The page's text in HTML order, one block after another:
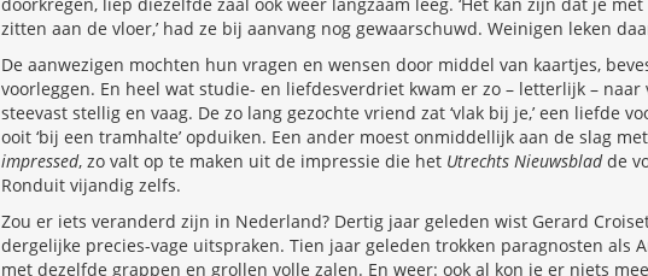
zitten aan de vloer,’ had ze bij aanvang nog gewaarschuwd. Weinigen leken
De aanwezigen mochten hun vragen en wensen door middel van kaartjes,
voorleggen. En heel wat studie- en liefdesverdriet kwam er zo – letterlijk –
steevast stellig en vaag. De zo lang gezochte vriend zat ‘vlak bij je,’ een liefde
ooit ‘bij een tramhalte’ opduiken. Een ander moest onmiddellijk aan de slag met
impressed, zo valt op te maken uit de impressie die het Utrechts Nieuwsbladde
Ronduit vijandig zelfs.
Zou er iets veranderd zijn in Nederland? Dertig jaar geleden wist Gerard
dergelijke precies-vage uitspraken. Tien jaar geleden trokken paragnosten als
met dezelfde grappen en grollen volle zalen. En weer: ook al kon je er niets